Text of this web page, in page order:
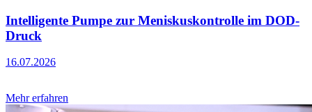
Intelligente Pumpe zur Meniskuskontrolle im DOD-
Druck
16.07.2026
Mehr erfahren